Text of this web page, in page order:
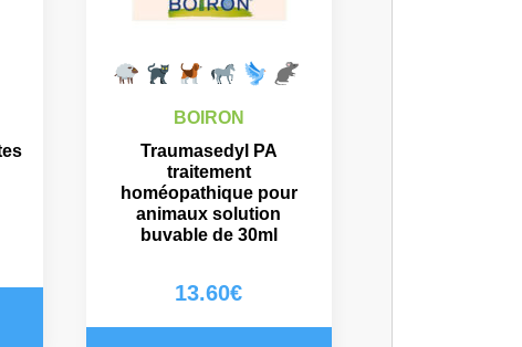
BOIRON
Traumasedyl PA
traitement
homéopathique pour
animaux solution
buvable de 30ml
13.60€